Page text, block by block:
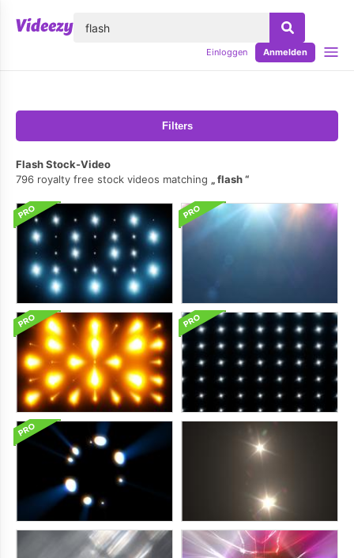
Einloggen Anmelden
Filters
Flash Stock-Video
796 royalty free stock videos matching
flash